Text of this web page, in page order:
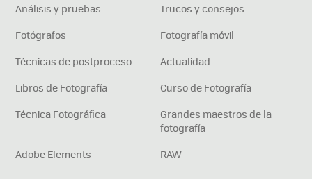
Análisis y pruebas
Trucos y consejos
Fotógrafos
Fotografía móvil
Técnicas de postproceso
Actualidad
Libros de Fotografía
Curso de Fotografía
Técnica Fotográfica
Grandes maestros de la
fotografía
Adobe Elements
RAW